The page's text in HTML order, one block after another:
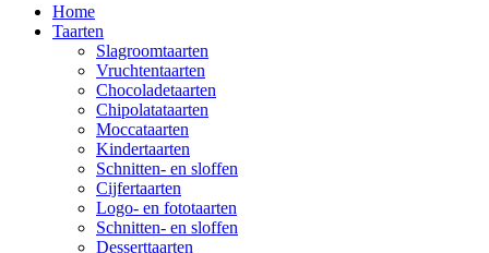
Home
Taarten
Slagroomtaarten
Vruchtentaarten
Chocoladetaarten
Chipolatataarten
Moccataarten
Kindertaarten
Schnitten- en sloffen
Cijfertaarten
Logo- en fototaarten
Schnitten- en sloffen
Desserttaarten